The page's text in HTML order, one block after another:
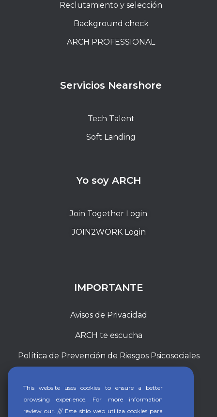
Reclutamiento y selección
Background check
ARCH PROFESSIONAL
Servicios Nearshore
Tech Talent
Soft Landing
Yo soy ARCH
Join Together Login
JOIN2WORK Login
IMPORTANTE
Avisos de Privacidad
ARCH te escucha
Política de Prevención de Riesgos Psicosociales
This website uses cookies to ensure a better
browsing experience. For more information
review our. /// Este sitio web utiliza cookies para